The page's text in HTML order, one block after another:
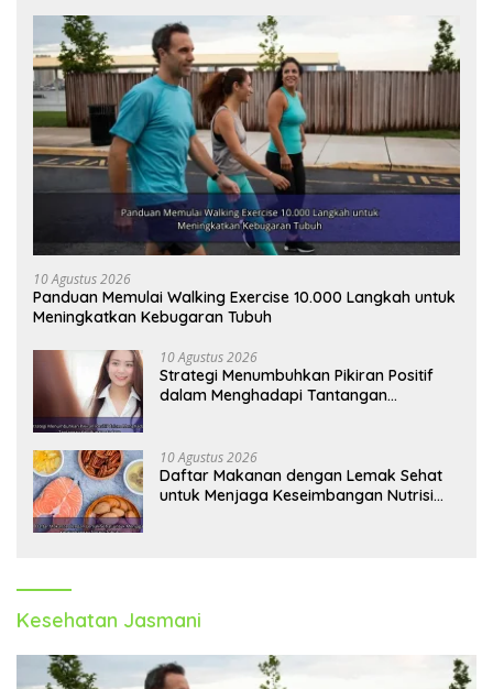
10 Agustus 2026
Panduan Memulai Walking Exercise 10.000 Langkah untuk
Meningkatkan Kebugaran Tubuh
10 Agustus 2026
Strategi Menumbuhkan Pikiran Positif
dalam Menghadapi Tantangan
10 Agustus 2026
Daftar Makanan dengan Lemak Sehat
untuk Menjaga Keseimbangan Nutrisi
Kesehatan Jasmani